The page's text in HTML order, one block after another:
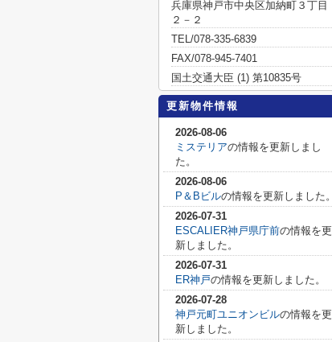
兵庫県神戸市中央区加納町３丁目
２－２
TEL/078-335-6839
FAX/078-945-7401
国土交通大臣 (1) 第10835号
更新物件情報
2026-08-06
ミステリアの情報を更新しまし
た。
2026-08-06
P＆Bビルの情報を更新しました。
2026-07-31
ESCALIER神戸県庁前の情報を更
新しました。
2026-07-31
ER神戸の情報を更新しました。
2026-07-28
神戸元町ユニオンビルの情報を更
新しました。